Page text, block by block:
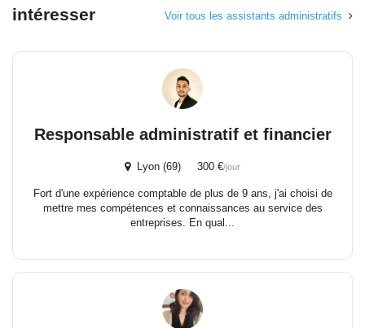
intéresser
Voir tous les assistants administratifs
Responsable administratif et financier
Lyon (69) 300 €/jour
Fort d'une expérience comptable de plus de 9 ans, j'ai choisi de
mettre mes compétences et connaissances au service des
entreprises. En qual...